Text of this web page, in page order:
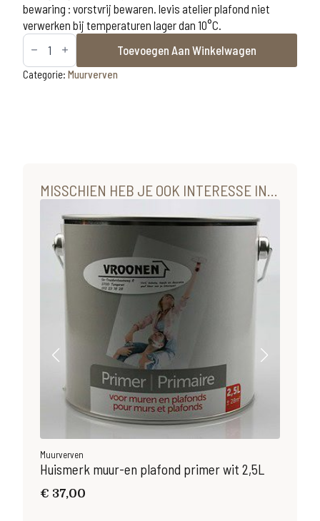
bewaring : vorstvrij bewaren. levis atelier plafond niet
verwerken bij temperaturen lager dan 10°C.
Levis
Atelier
plafond
wit
Toevoegen Aan Winkelwagen
Categorie: Muurverven
MISSCHIEN HEB JE OOK INTERESSE IN...
Muurverven
Huismerk muur-en plafond primer wit 2,5L
€ 37,00